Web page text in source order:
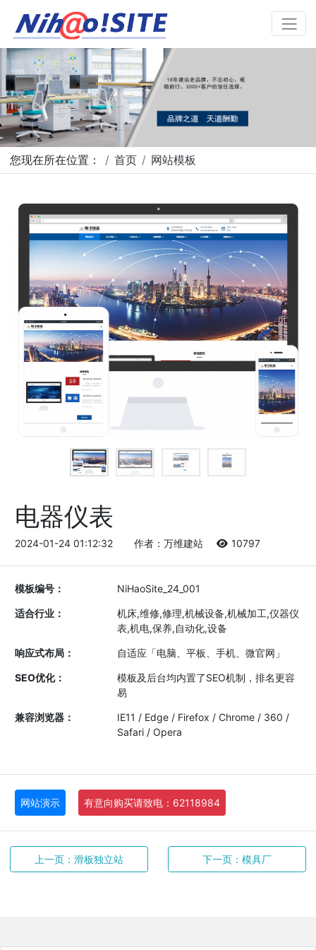
您现在所在位置： 首页 网站模板
电器仪表
2024-01-24 01:12:32 作者：万维建站 10797
模板编号： NiHaoSite_24_001
适合行业：
机床,维修,修理,机械设备,机械加工,仪器仪
表,机电,保养,自动化,设备
响应式布局： 自适应「电脑、平板、手机、微官网」
SEO优化：
模板及后台均内置了SEO机制，排名更容
易
兼容浏览器：
IE11 / Edge / Firefox / Chrome / 360 /
Safari / Opera
网站演示 有意向购买请致电：62118984
上一页：滑板独立站 下一页：模具厂